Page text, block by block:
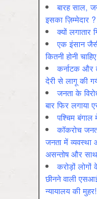
बारह साल,
इसका ज़िम्मेदार ?
क्यों लगातार
एक इंसान
कितनी होनी
कर्नाटक और
देरी से लागू की
जनता के
बार फिर लगाया
पश्चिम
कॉकरोच
जनता में
असन्‍तोष और साथ
करोड़ों लोगों
छीनने वाली
न्यायालय की मुहर!